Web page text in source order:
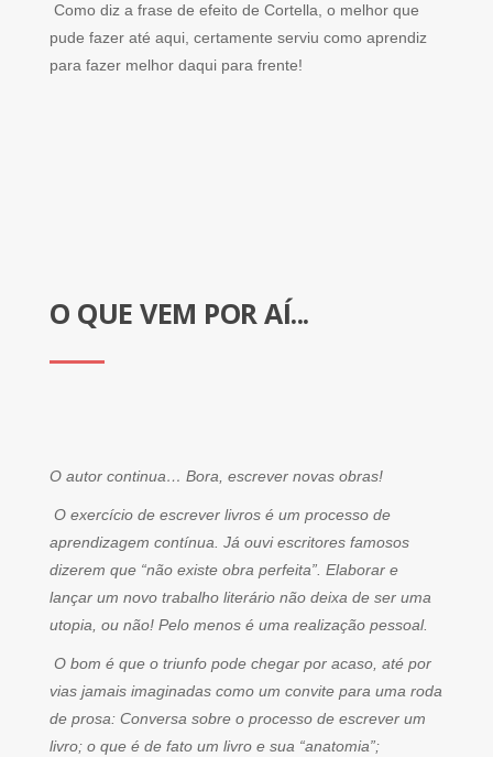
Como diz a frase de efeito de Cortella, o melhor que
pude fazer até aqui, certamente serviu como aprendiz
para fazer melhor daqui para frente!
O QUE VEM POR AÍ...
O autor continua… Bora, escrever novas obras!
O exercício de escrever livros é um processo de
aprendizagem contínua. Já ouvi escritores famosos
dizerem que “não existe obra perfeita”. Elaborar e
lançar um novo trabalho literário não deixa de ser uma
utopia, ou não! Pelo menos é uma realização pessoal.
O bom é que o triunfo pode chegar por acaso, até por
vias jamais imaginadas como um convite para uma roda
de prosa: Conversa sobre o processo de escrever um
livro; o que é de fato um livro e sua “anatomia”;